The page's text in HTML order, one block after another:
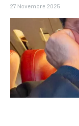
27 Novembre 2025